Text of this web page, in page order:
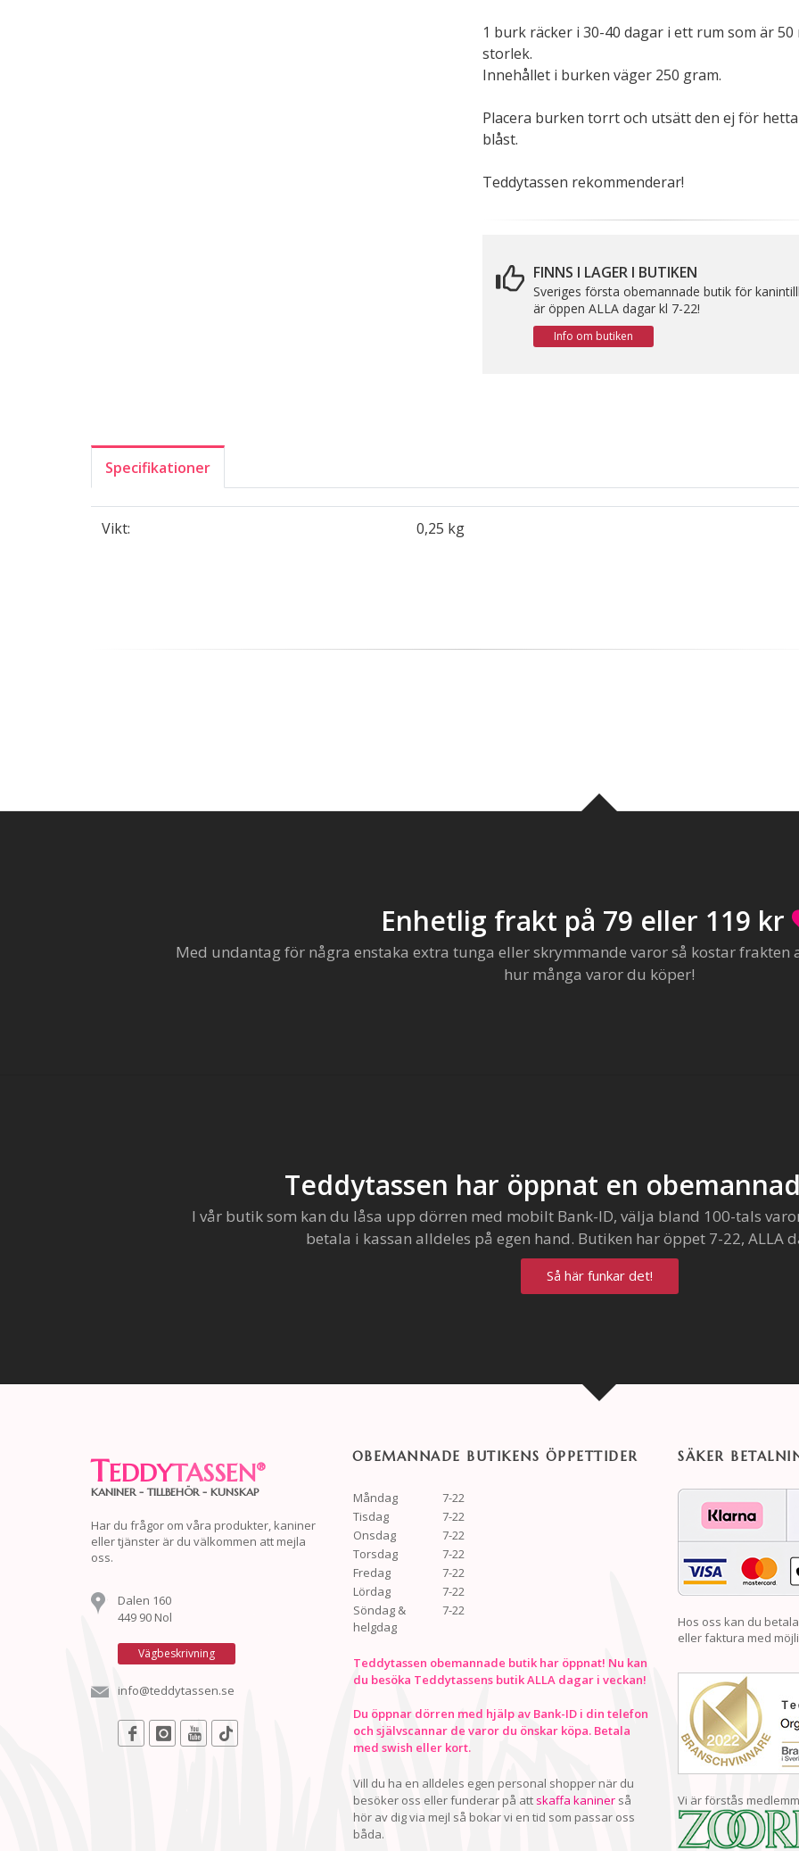
1 burk räcker i 30-40 dagar i ett rum som är 50
storlek.
Innehållet i burken väger 250 gram.
Placera burken torrt och utsätt den ej för
blåst.
Teddytassen rekommenderar!
FINNS I LAGER I BUTIKEN
Sveriges första obemannade butik för
är öppen ALLA dagar kl 7-22!
Info om butiken
Specifikationer
Vikt: 0,25 kg
Enhetlig frakt på 79 eller 119 kr
Med undantag för några enstaka extra tunga eller skrymmande varor så kostar
hur många varor du köper!
Teddytassen har öppnat en
I vår butik som kan du låsa upp dörren med mobilt Bank-ID, välja bland 100-tals
betala i kassan alldeles på egen hand. Butiken har öppet 7-22, ALLA
Så här funkar det!
TEDDYTASSEN®
KANINER - TILLBEHÖR - KUNSKAP
Har du frågor om våra produkter, kaniner
eller tjänster är du välkommen att mejla
oss.
Dalen 160
449 90 Nol
Vägbeskrivning
info@teddytassen.se
OBEMANNADE BUTIKENS ÖPPETTIDER
Måndag
7-22
Tisdag
7-22
Onsdag
7-22
Torsdag
7-22
Fredag
7-22
Lördag
7-22
Söndag &
helgdag
7-22
Teddytassen obemannade butik har öppnat! Nu kan
du besöka Teddytassens butik ALLA dagar i veckan!
Du öppnar dörren med hjälp av Bank-ID i din telefon
och självscannar de varor du önskar köpa. Betala
med swish eller kort.
Vill du ha en alldeles egen personal shopper när du
besöker oss eller funderar på att skaffa kaninerså
hör av dig via mejl så bokar vi en tid som passar oss
båda.
SÄKER
Hos oss kan du
eller faktura med
Vi är förstås